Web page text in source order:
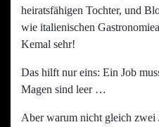
heiratsfähigen Tochter, und
wie italienischen
Kemal sehr!
Das hilft nur eins: Ein Job
Magen sind leer …
Aber warum nicht gleich zwei